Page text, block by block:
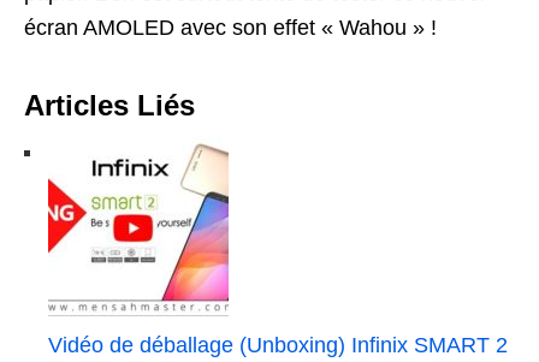
écran AMOLED avec son effet « Wahou » !
Articles Liés
Vidéo de déballage (Unboxing) Infinix SMART 2